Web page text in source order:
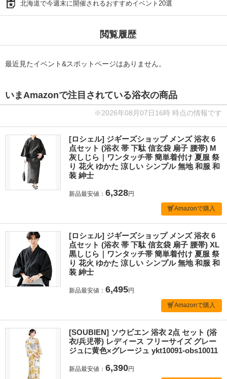
北海道で今週末に開催されるおすすめイベント20選
閲覧履歴
最近見たイベント&スポットページはありません。
いまAmazonで注目されている浴衣の商品
※2026年08月07日16時 時点の情報です
[ロシェル] ジギーズショップ メンズ 浴衣 6
点セット (浴衣 帯 下駄 信玄袋 扇子 腰帯) M
灰しじら｜ワンタッチ帯 簡単着付け 夏服 祭
り 花火 ゆかた 涼しい シンプル 無地 和服 和
装 紳士
新品最安値： 6,328円
Amazonで購入
[ロシェル] ジギーズショップ メンズ 浴衣 6
点セット (浴衣 帯 下駄 信玄袋 扇子 腰帯) XL
黒しじら｜ワンタッチ帯 簡単着付け 夏服 祭
り 花火 ゆかた 涼しい シンプル 無地 和服 和
装 紳士
新品最安値： 6,495円
Amazonで購入
[SOUBIEN] ソウビエン 浴衣 2点 セット (浴
衣/兵児帯) レディース フリーサイズ グレー
ジュに黄色×グレージュ ykt10091-obs10011
新品最安値： 6,390円